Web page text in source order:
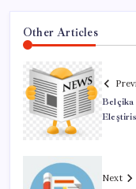
Other Articles
Belçika
Next